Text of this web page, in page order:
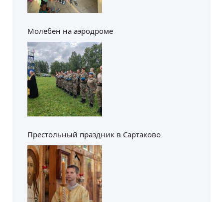
Молебен на аэродроме
Престольный праздник в Сартаково